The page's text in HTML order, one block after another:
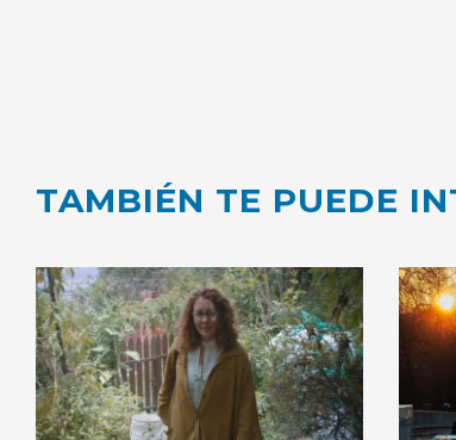
TAMBIÉN TE PUEDE